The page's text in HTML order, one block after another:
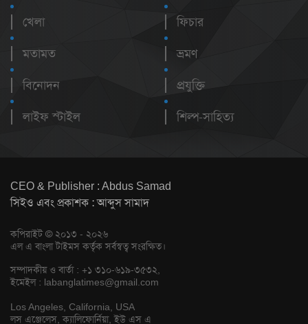
খেলা
মতামত
বিনোদন
লাইফ স্টাইল
ফিচার
ভ্রমণ
প্রযুক্তি
শিল্প-সাহিত্য
CEO & Publisher : Abdus Samad
সিইও এবং প্রকাশক : আব্দুস সামাদ
কপিরাইট © ২০১৩ - ২০২৬
এল এ বাংলা টাইমস কর্তৃক সর্বস্বত্ব সংরক্ষিত।
সম্পাদকীয় ও বার্তা : +১ ৩১০-৬১৯-৩৫৩২,
ইমেইল : labanglatimes@gmail.com
Los Angeles, California, USA
লস এঞ্জেলেস, ক্যালিফোর্নিয়া, ইউ এস এ